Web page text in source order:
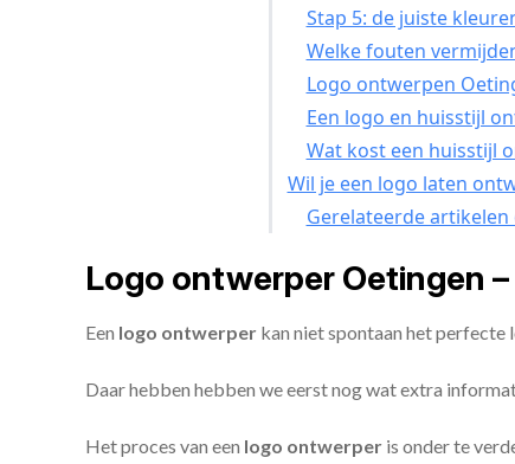
Stap 5: de juiste
Welke fouten
Logo ontwerpen
Een logo en huisstijl
Wat kost een huisstijl
Wil je een logo laten
Gerelateerde
Logo ontwerper Oetingen
Een logo ontwerper kan niet spontaan het perfecte
Daar hebben hebben we eerst nog wat extra
Het proces van een logo ontwerper is onder te